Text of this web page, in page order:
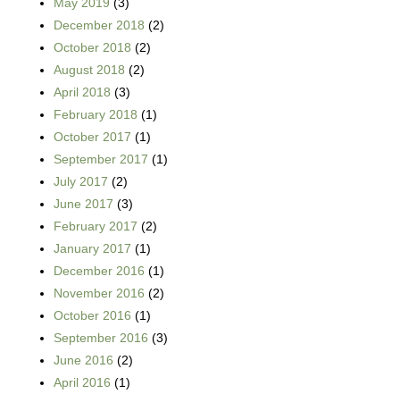
December 2018 (2)
October 2018 (2)
August 2018 (2)
April 2018 (3)
February 2018 (1)
October 2017 (1)
September 2017 (1)
July 2017 (2)
June 2017 (3)
February 2017 (2)
January 2017 (1)
December 2016 (1)
November 2016 (2)
October 2016 (1)
September 2016 (3)
June 2016 (2)
April 2016 (1)